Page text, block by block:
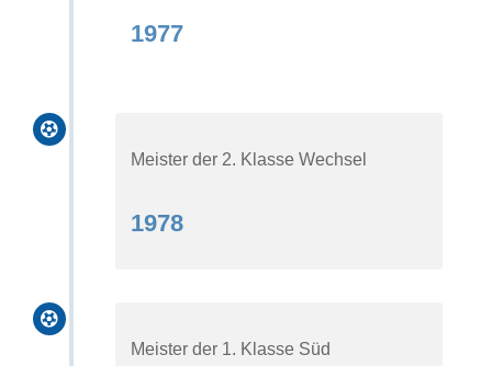
1977

Meister der 2. Klasse Wechsel
1978

Meister der 1. Klasse Süd